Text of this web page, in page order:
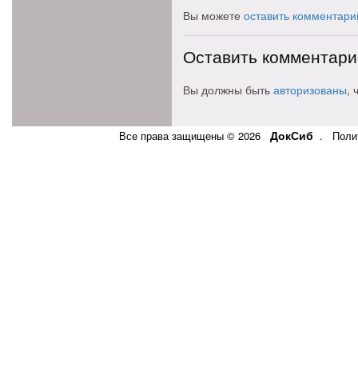
Вы можете оставить
Оставить
Вы должны быть авторизованы,
Все права защищены © 2026 ДокСиб .